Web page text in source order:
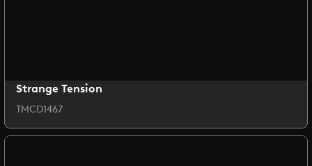
Strange Tension
TMCD1467